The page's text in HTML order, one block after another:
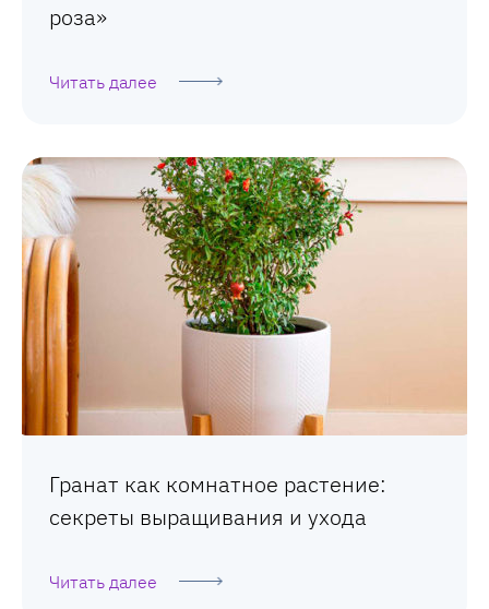
роза»
Читать далее
Гранат как комнатное растение:
секреты выращивания и ухода
Читать далее